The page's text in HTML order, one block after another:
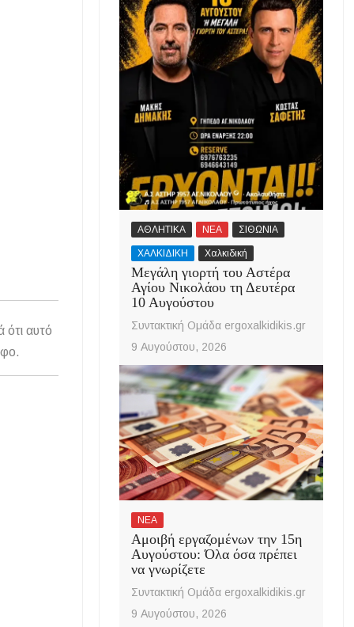
αυτό
ΑΘΛΗΤΙΚΑ ΝΕΑ ΣΙΘΩΝΙΑ
ΧΑΛΚΙΔΙΚΗ Χαλκιδική
Μεγάλη γιορτή του Αστέρα
Αγίου Νικολάου τη Δευτέρα
10 Αυγούστου
Συντακτική Ομάδα ergoxalkidikis.gr
9 Αυγούστου, 2026
ΝΕΑ
Αμοιβή εργαζομένων την 15η
Αυγούστου: Όλα όσα πρέπει
να γνωρίζετε
Συντακτική Ομάδα ergoxalkidikis.gr
9 Αυγούστου, 2026